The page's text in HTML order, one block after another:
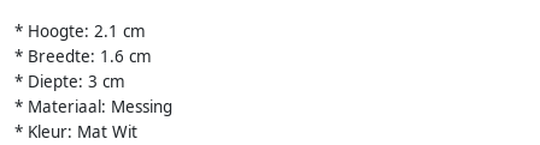
* Hoogte: 2.1 cm
* Breedte: 1.6 cm
* Diepte: 3 cm
* Materiaal: Messing
* Kleur: Mat Wit